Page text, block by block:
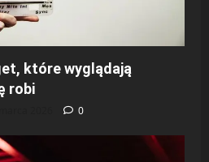
które wyglądają
robi
0